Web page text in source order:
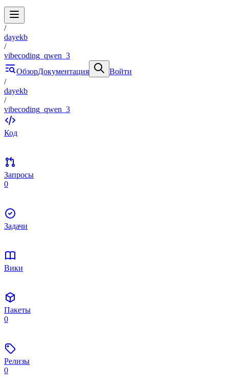
/
dayekb
/
vibecoding_qwen_3
ОбзорДокументация
Войти
/
dayekb
/
vibecoding_qwen_3
Код
Запросы
0
Задачи
Вики
Пакеты
0
Релизы
0